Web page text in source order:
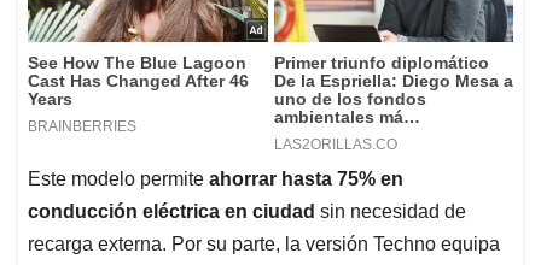
Este modelo permite ahorrar hasta 75% en
conducción eléctrica en ciudad sin necesidad de
recarga externa. Por su parte, la versión Techno equipa